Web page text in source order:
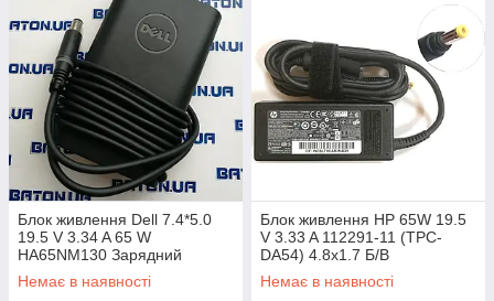
Блок живлення Dell 7.4*5.0
19.5 V 3.34 A 65 W
HA65NM130 Зарядний
пристрій для ноутбука Dell
Original STOK Б/У
Немає в наявності
Блок живлення HP 65W 19.5
V 3.33 A 112291-11 (TPC-
DA54) 4.8x1.7 Б/В
Немає в наявності